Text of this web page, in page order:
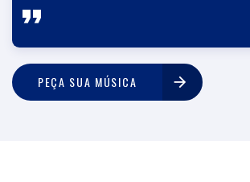
PEÇA SUA MÚSICA